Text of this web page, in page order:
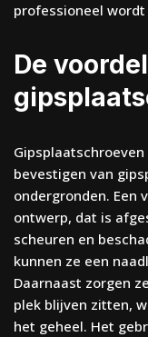
professioneel
De
bevestigen van
ondergronden. Een
ontwerp, dat is
scheuren en
kunnen ze een
Daarnaast zorgen
plek blijven zitten,
het geheel. Het